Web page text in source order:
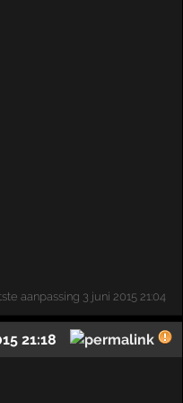
aanpassing 3 juni 2015 21:04
21:18